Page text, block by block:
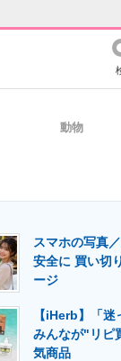
マーケ×ITの
動物
スマホの写真
安全に 買い切
ージ
【iHerb】「迷
みんなが"リピ
気商品